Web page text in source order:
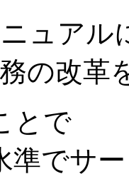
ュアル
の改革
とで
準でサ